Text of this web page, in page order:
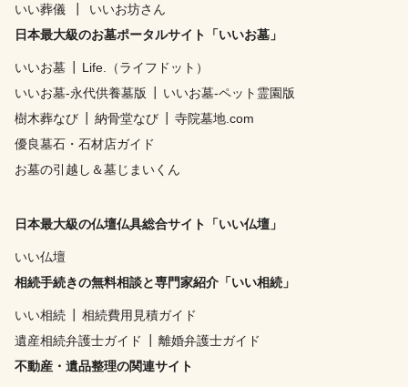
いい葬儀
いいお坊さん
日本最大級のお墓ポータルサイト「いいお墓」
いいお墓
Life.（ライフドット）
いいお墓-永代供養墓版
いいお墓-ペット霊園版
樹木葬なび
納骨堂なび
寺院墓地.com
優良墓石・石材店ガイド
お墓の引越し＆墓じまいくん
日本最大級の仏壇仏具総合サイト「いい仏壇」
いい仏壇
相続手続きの無料相談と専門家紹介「いい相続」
いい相続
相続費用見積ガイド
遺産相続弁護士ガイド
離婚弁護士ガイド
不動産・遺品整理の関連サイト